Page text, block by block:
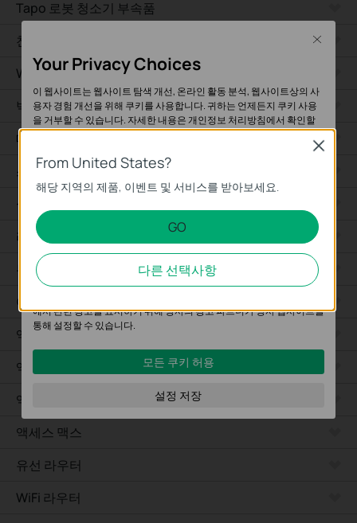
Tapo 로봇 청소기 부속품
천장형
WiFi
벽면형
데스크톱
스위치
실외용
라우터
무선 브릿지
어그리게이션
액세스 플러스
액세스
액세스 프로
액세스 맥스
유선 라우터
WiFi 라우터
From United States?
해당 지역의 제품, 이벤트 및 서비스를 받아보세요.
GO
다른 선택사항
Close
Your Privacy Choices
이 웹사이트는 웹사이트 탐색 개선, 온라인 활동 분석, 웹사이트상의 사
용자 경험 개선을 위해 쿠키를 사용합니다. 귀하는 언제든지 쿠키 사용
을 거부할 수 있습니다. 자세한 내용은개인정보 처리방침에서 확인할
수 있습니다.
기본 쿠키
이 쿠키는 웹사이트가 작동하는 데 필요하며 사용자의 시스템에서 비활
분석 및 마케팅 쿠키
분석 쿠키는 웹사이트의 기능을 개선하고 조정하기 위해 웹사이트에서
의 사용자 활동을 분석하는 데 사용하는 쿠키입니다.
에서 관련 광고를 표시하기 위해 당사의 광고 파트너가 당사 웹사이트를
통해 설정할 수 있습니다.
모든 쿠키 허용
설정 저장
Close